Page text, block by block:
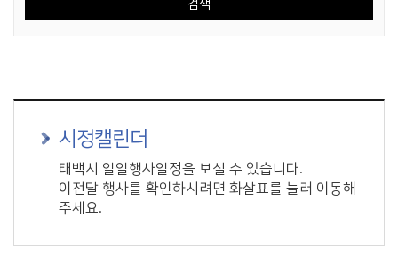
시정캘린더
태백시 일일행사일정을 보실 수 있습니다.
이전달 행사를 확인하시려면 화살표를 눌러 이동해
주세요.